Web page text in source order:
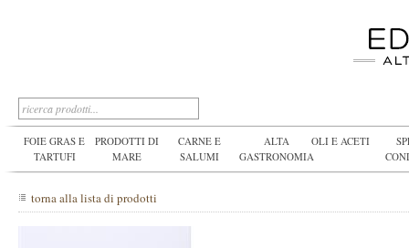
FOIE GRAS E
TARTUFI
PRODOTTI DI
MARE
CARNE E
SALUMI
ALTA
GASTRONOMIA
OLI E ACETI
torna alla lista di prodotti